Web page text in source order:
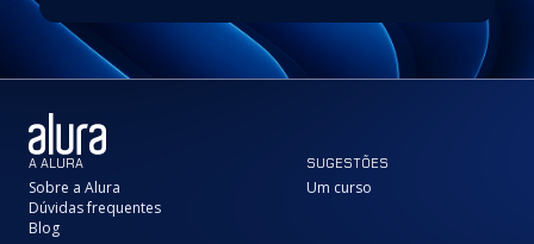
A ALURA
Sobre a Alura
Dúvidas frequentes
Blog
SUGESTÕES
Um curso